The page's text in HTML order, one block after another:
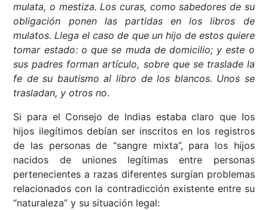
mulata, o mestiza. Los curas, como sabedores de su
obligación ponen las partidas en los libros de
mulatos. Llega el caso de que un hijo de estos quiere
tomar estado: o que se muda de domicilio; y este o
sus padres forman artículo, sobre que se traslade la
fe de su bautismo al libro de los blancos. Unos se
trasladan, y otros no.
Si para el Consejo de Indias estaba claro que los
hijos ilegítimos debían ser inscritos en los registros
de las personas de “sangre mixta”, para los hijos
nacidos de uniones legítimas entre personas
pertenecientes a razas diferentes surgían problemas
relacionados con la contradicción existente entre su
“naturaleza” y su situación legal: